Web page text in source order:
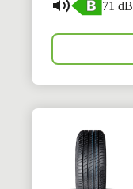
71 dB